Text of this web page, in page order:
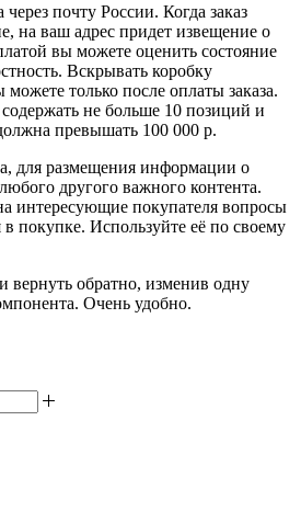
через почту России. Когда заказ
на ваш адрес придет извещение о
вы можете оценить состояние
Вскрывать коробку
можете только после оплаты заказа.
не больше 10 позиций и
превышать 100 000 р.
для размещения информации о
другого важного контента.
интересующие покупателя вопросы
в покупке. Используйте её по своему
вернуть обратно, изменив одну
Очень удобно.